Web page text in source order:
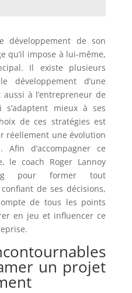
développement de son
qu’il impose à lui-même,
Il existe plusieurs
développement d’une
à l’entrepreneur de
mieux à ses
de ces stratégies est
réellement une évolution
d’accompagner ce
le coach Roger Lannoy
pour former tout
de ses décisions,
de tous les points
en jeu et influencer ce
un projet